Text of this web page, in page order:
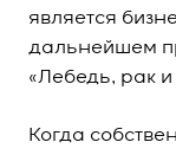
является
дальнейшем
«Лебедь, рак
Когда